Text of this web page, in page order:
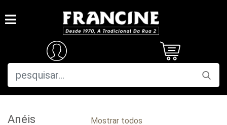
Anéis Mostrar todos